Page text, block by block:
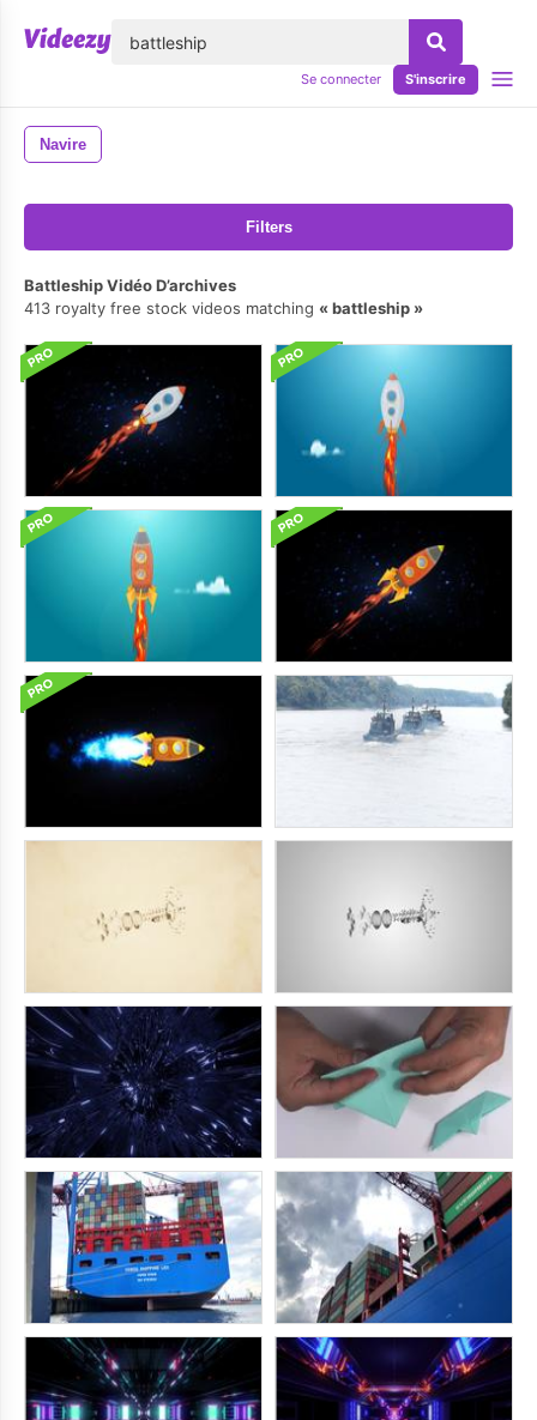
Se connecter S'inscrire
Navire
Filters
Battleship Vidéo D’archives
413 royalty free stock videos matching
battleship